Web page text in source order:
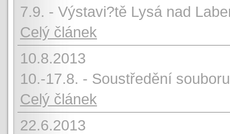
7.9. - Výstavi?tě Lysá nad
Celý článek
10.8.2013
10.-17.8. - Soustředění
Celý článek
22.6.2013